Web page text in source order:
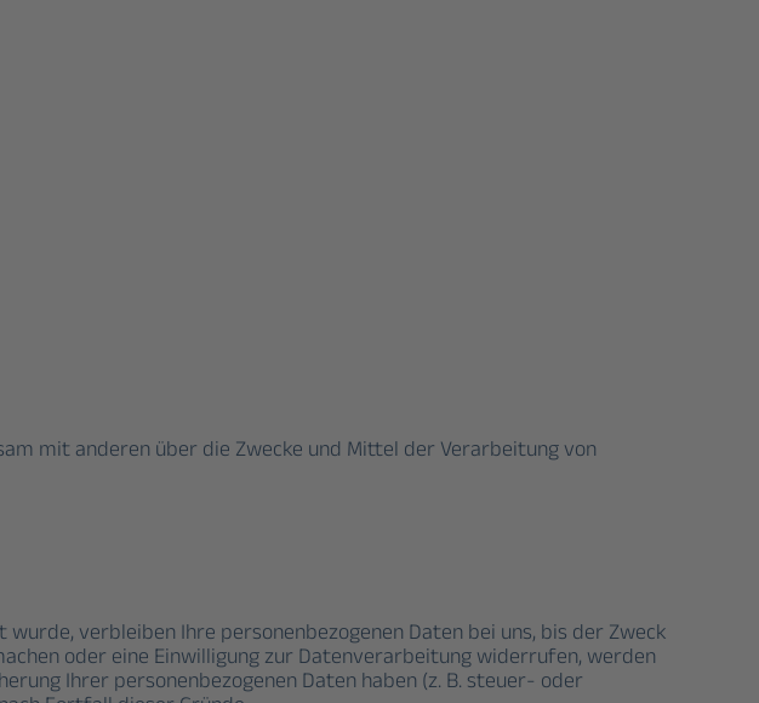
mit anderen über die Zwecke und Mittel der Verarbeitung von
verbleiben Ihre personenbezogenen Daten bei uns, bis der Zweck
oder eine Einwilligung zur Datenverarbeitung widerrufen, werden
Ihrer personenbezogenen Daten haben (z. B. steuer- oder